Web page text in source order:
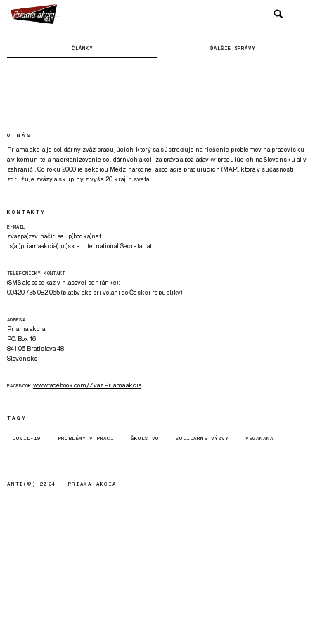
ČLÁNKY ĎALŠIE SPRÁVY
O NÁS
Priama akcia je solidárny zväz pracujúcich, ktorý sa sústreďuje na riešenie problémov na pracovisku
a v komunite, a na organizovanie solidárnych akcií za práva a požiadavky pracujúcich na Slovensku aj v
zahraničí. Od roku 2000 je sekciou Medzinárodnej asociácie pracujúcich (MAP), ktorá v súčasnosti
združuje zväzy a skupiny z vyše 20 krajín sveta.
KONTAKTY
E-MAIL
zvazpa(zavináč)riseup(bodka)net
is(at)priamaakcia(dot)sk - International Secretariat
TELEFONICKÝ KONTAKT
(SMS alebo odkaz v hlasovej schránke):
00420 735 082 065 (platby ako pri volaní do Českej republiky)
ADRESA
Priama akcia
P.O. Box 16
841 06 Bratislava 48
Slovensko
FACEBOOK www.facebook.com/Zvaz.Priama.akcia
TAGY
COVID-19 PROBLÉMY V PRÁCI ŠKOLSTVO SOLIDÁRNE VÝZVY VEGANANA
ANTI(©) 2024 - PRIAMA AKCIA